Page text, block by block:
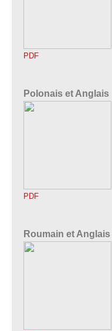
PDF
Polonais et Anglais
PDF
Roumain et Anglais